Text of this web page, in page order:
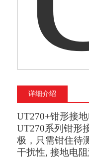
详细介绍
UT270+钳形接
UT270系列钳形
极，只需钳住待
干扰性, 接地电